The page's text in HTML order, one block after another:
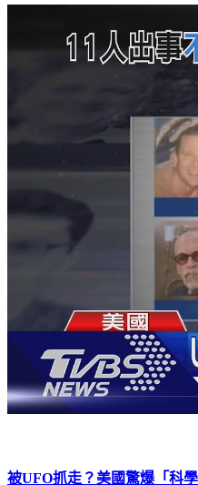
被UFO抓走？美國驚爆「科